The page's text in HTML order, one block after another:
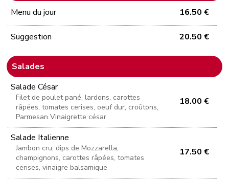
Menu du jour
16.50 €
Suggestion 20.50 €
Salades
Salade César
Filet de poulet pané, lardons, carottes
râpées, tomates cerises, oeuf dur, croûtons,
Parmesan Vinaigrette césar
18.00 €
Salade Italienne
Jambon cru, dips de Mozzarella,
champignons, carottes râpées, tomates
cerises, vinaigre balsamique
17.50 €